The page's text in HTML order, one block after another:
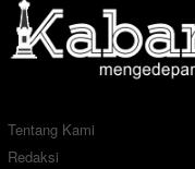
Tentang Kami
Redaksi